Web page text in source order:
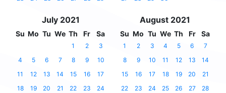
July 2021
Su Mo Tu We Th Fr Sa
1 2
3
4
5 6 7 8 9
10
11
12 13 14 15 16
17
18
19 20 21 22 23
24
August 2021
Su Mo Tu We Th Fr Sa
1 2 3 4 5 6
7
8
9 10 11 12 13
14
15
16 17 18 19 20
21
22
23 24 25 26 27
28